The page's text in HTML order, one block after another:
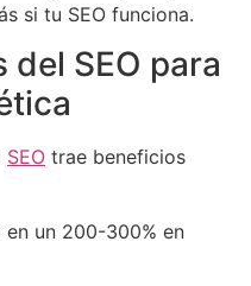
si tu SEO funciona.
del SEO para
SEO trae beneficios
un 200-300% en